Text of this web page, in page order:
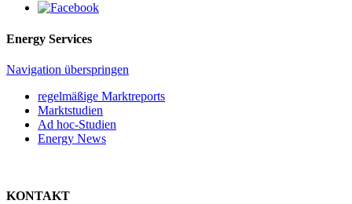
Energy Services
Navigation überspringen
regelmäßige Marktreports
Marktstudien
Ad hoc-Studien
Energy News
KONTAKT